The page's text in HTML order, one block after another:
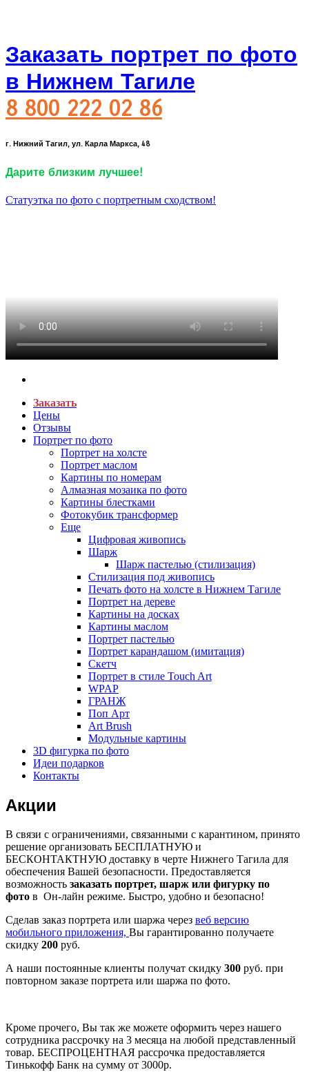
Заказать портрет по фото
в Нижнем Тагиле
8 800 222 02 86
г. Нижний Тагил, ул. Карла Маркса, 48
Дарите близким лучшее!
Статуэтка по фото с портретным сходством!
Заказать
Цены
Отзывы
Портрет по фото
Портрет на холсте
Портрет маслом
Картины по номерам
Алмазная мозаика по фото
Картины блестками
Фотокубик трансформер
Еще
Цифровая живопись
Шарж
Шарж пастелью (стилизация)
Стилизация под живопись
Печать фото на холсте в Нижнем Тагиле
Портрет на дереве
Картины на досках
Картины маслом
Портрет пастелью
Портрет карандашом (имитация)
Скетч
Портрет в стиле Touch Art
WPAP
ГРАНЖ
Поп Арт
Art Brush
Модульные картины
3D фигурка по фото
Идеи подарков
Контакты
Акции
В связи с ограничениями, связанными с карантином, принято
решение организовать БЕСПЛАТНУЮ и
БЕСКОНТАКТНУЮ доставку в черте Нижнего Тагила для
обеспечения Вашей безопасности. Предоставляется
возможность заказать портрет, шарж или фигурку по
фото в Он-лайн режиме. Быстро, удобно и безопасно!
Сделав заказ портрета или шаржа через веб версию
мобильного приложения, Вы гарантированно получаете
скидку 200 руб.
А наши постоянные клиенты получат скидку 300 руб. при
повторном заказе портрета или шаржа по фото.
Кроме прочего, Вы так же можете оформить через нашего
сотрудника рассрочку на 3 месяца на любой представленный
товар. БЕСПРОЦЕНТНАЯ рассрочка предоставляется
Тинькофф Банк на сумму от 3000р.